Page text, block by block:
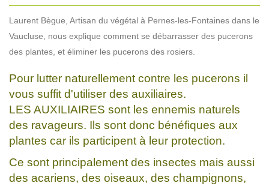
Laurent Bègue, Artisan du végétal à Pernes-les-Fontaines dans le
Vaucluse, nous explique comment se débarrasser des pucerons
des plantes, et éliminer les pucerons des rosiers.
Pour lutter naturellement contre les pucerons il
vous suffit d'utiliser des auxiliaires.
LES AUXILIAIRES sont les ennemis naturels
des ravageurs. Ils sont donc bénéfiques aux
plantes car ils participent à leur protection.
Ce sont principalement des insectes mais aussi
des acariens, des oiseaux, des champignons,